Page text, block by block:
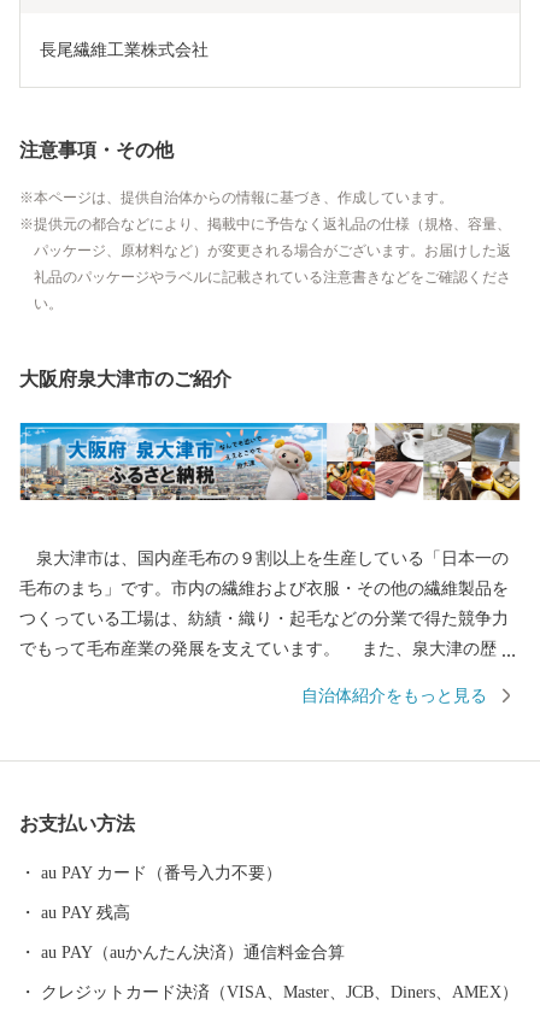
長尾繊維工業株式会社
注意事項・その他
本ページは、提供自治体からの情報に基づき、作成しています。
提供元の都合などにより、掲載中に予告なく返礼品の仕様（規格、容量、
パッケージ、原材料など）が変更される場合がございます。お届けした返
礼品のパッケージやラベルに記載されている注意書きなどをご確認くださ
い。
大阪府泉大津市のご紹介
泉大津市は、国内産毛布の９割以上を生産している「日本一の
毛布のまち」です。市内の繊維および衣服・その他の繊維製品を
つくっている工場は、紡績・織り・起毛などの分業で得た競争力
でもって毛布産業の発展を支えています。 また、泉大津の歴史
ていました。交通の要として人の往来も多く、随筆や紀行の中に
市、南部は大津川を境として泉北郡忠岡町と隣接しています。西
自治体紹介をもっと見る
お支払い方法
au PAY カード（番号入力不要）
au PAY 残高
au PAY（auかんたん決済）通信料金合算
クレジットカード決済（VISA、Master、JCB、Diners、AMEX）